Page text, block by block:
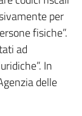
per
fisiche”.
ad
In
delle